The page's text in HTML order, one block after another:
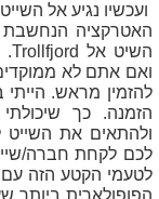
ועכשיו נגיע אל
האטרקציה הנחשבת
השיט אל Trollfjord
.
ואם אתם לא
להזמין מראש.
הזמנה. כך
ולהתאים את השייט
לכם לקחת חברה/
לטעמי הקטע הזה עם